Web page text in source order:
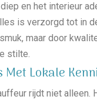
en het interieur
is verzorgd tot in
maar door
stilte.
Lokale
rijdt niet alleen.